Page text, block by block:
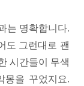
는 명확합니다.
도 그런대로 괜
시간들이 무색
몽을 꾸었지요.